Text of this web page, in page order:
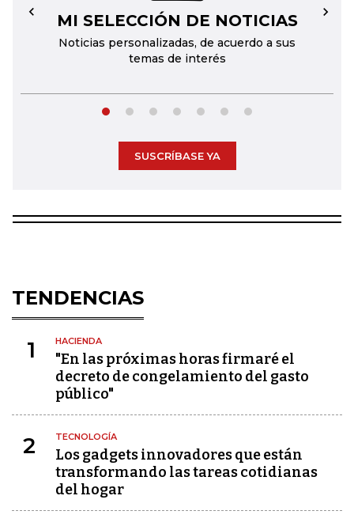
MI SELECCIÓN DE NOTICIAS
Noticias personalizadas, de acuerdo a sus
temas de interés
← →
SUSCRÍBASE YA
TENDENCIAS
1 HACIENDA
"En las próximas horas firmaré el
decreto de congelamiento del gasto
público"
2 TECNOLOGÍA
Los gadgets innovadores que están
transformando las tareas cotidianas
del hogar